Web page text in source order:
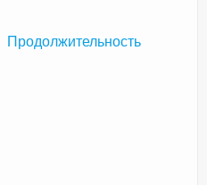
Продолжительность